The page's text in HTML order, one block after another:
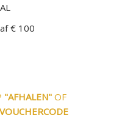
€ 100
"AFHALEN" OF
VOUCHERCODE